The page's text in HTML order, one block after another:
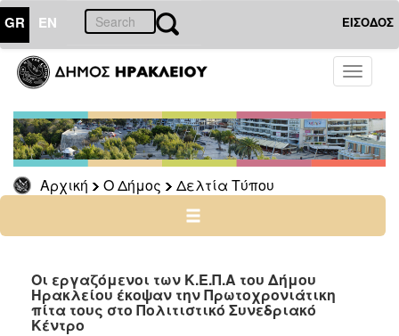
GR EN ΕΙΣΟΔΟΣ
Toggle
Αρχική Ο Δήμος Δελτία Τύπου
ΔΗΜΟΣ
Δελτία
Τύπου
Αρχείο
ΠΟΛΙΤΙΣΜΟΣ
Οι εργαζόμενοι των Κ.Ε.Π.Α του Δήμου
Ηρακλείου έκοψαν την Πρωτοχρονιάτικη
πίτα τους στο Πολιτιστικό Συνεδριακό
Κέντρο